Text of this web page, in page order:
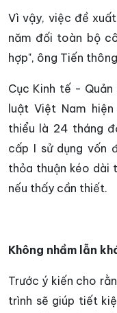
Vì vậy, việc đề
năm đối toàn bộ
hợp", ông Tiến
Cục Kinh tế -
luật Việt Nam
thiểu là 24 tháng
cấp I sử dụng vốn
thỏa thuận kéo dài
nếu thấy cần thiết.
Không nhầm lẫn
Trước ý kiến cho
trình sẽ giúp tiết